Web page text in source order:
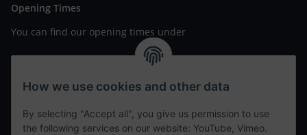
Opening Times
You can find our opening times under
https://www.wannavapor.de/Filialen
your personal site
contact details
How we use cookies and other data
By selecting "Accept all", you give us permission to use
the following services on our website: YouTube, Vimeo.